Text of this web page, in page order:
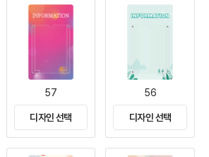
57
디자인 선택
56
디자인 선택